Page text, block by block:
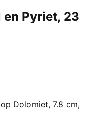
Pyriet, 23